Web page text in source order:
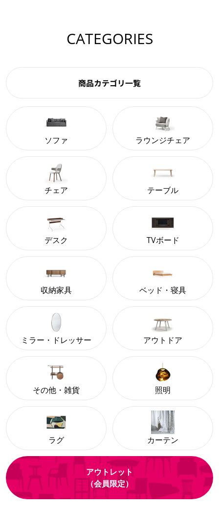
CATEGORIES
商品カテゴリ一覧
ソファ ラウンジチェア
チェア テーブル
デスク TVボード
収納家具 ベッド・寝具
ミラー・ドレッサー アウトドア
その他・雑貨 照明
ラグ カーテン
アウトレット
（会員限定）